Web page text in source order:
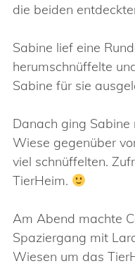
die beiden
Sabine lief eine
herumschnüffelte
Sabine für sie
Danach ging
Wiese gegenüber
viel schnüffelten.
TierHeim.
Am Abend machte
Spaziergang mit
Wiesen um das